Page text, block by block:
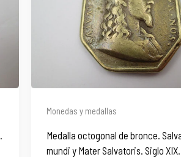
Monedas y medallas
Medalla octogonal de bronce.
mundi y Mater Salvatoris. Siglo